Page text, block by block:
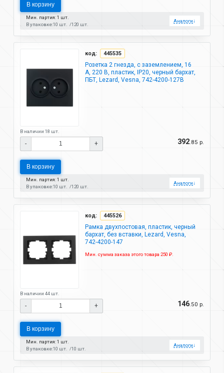
В корзину
Мин. партия: 1 шт.
В упаковке:10 шт. 120 шт.
Аналоги↓
код: 445535
Розетка 2 гнезда, с заземлением, 16
А, 220 В, пластик, IP20, черный бархат,
ПБТ, Lezard, Vesna, 742-4200-127B
В наличии 18 шт.
- + 392.85 р.
В корзину
Мин. партия: 1 шт.
В упаковке:10 шт. 120 шт.
Аналоги↓
код: 445526
Рамка двухпостовая, пластик, черный
бархат, без вставки, Lezard, Vesna,
742-4200-147
Мин. сумма заказа этого товара 250 ₽.
В наличии 44 шт.
- + 146.50 р.
В корзину
Мин. партия: 1 шт.
В упаковке:10 шт. 10 шт.
Аналоги↓